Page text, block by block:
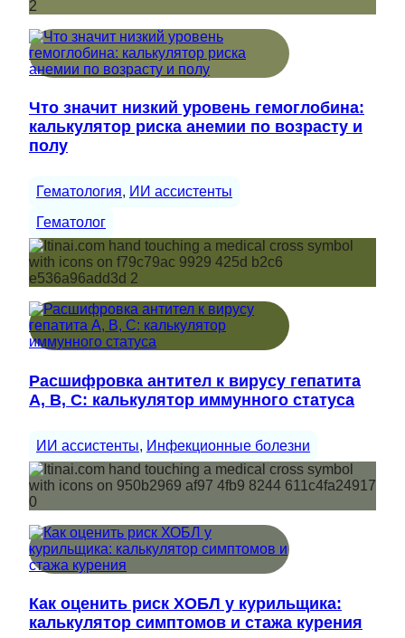
Что значит низкий уровень гемоглобина:
калькулятор риска анемии по возрасту и
полу
Гематология, ИИ ассистенты
Гематолог
Расшифровка антител к вирусу гепатита
A, B, C: калькулятор иммунного статуса
ИИ ассистенты, Инфекционные болезни
Как оценить риск ХОБЛ у курильщика:
калькулятор симптомов и стажа курения